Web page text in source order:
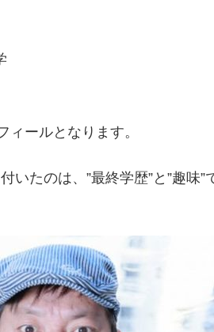
ィールとなります。
いたのは、”最終学歴”と”趣味”